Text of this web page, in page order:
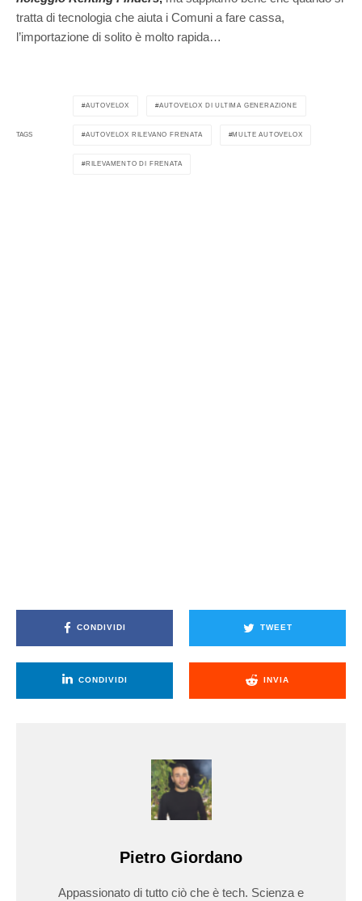
tratta di tecnologia che aiuta i Comuni a fare cassa,
l’importazione di solito è molto rapida…
TAGS
AUTOVELOX AUTOVELOX DI ULTIMA GENERAZIONE
AUTOVELOX RILEVANO FRENATA MULTE AUTOVELOX
RILEVAMENTO DI FRENATA
CONDIVIDI TWEET
CONDIVIDI INVIA
Pietro Giordano
Appassionato di tutto ciò che è tech. Scienza e